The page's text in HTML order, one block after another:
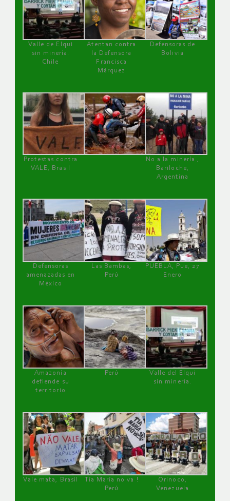
Valle de Elqui
sin minería.
Chile
Atentan contra
la Defensora
Francisca
Márquez
Defensoras de
Bolivia
Protestas contra
VALE, Brasil
No a la minería ,
Bariloche,
Argentina
Defensoras
amenazadas en
México
Las Bambas,
Perú
PUEBLA, Pue, 27
Enero
Amazonía
defiende su
territorio
Perú
Valle del Elqui
sin minería.
Vale mata, Brasil
Tía María no va !
Perú
Orinoco,
Venezuela